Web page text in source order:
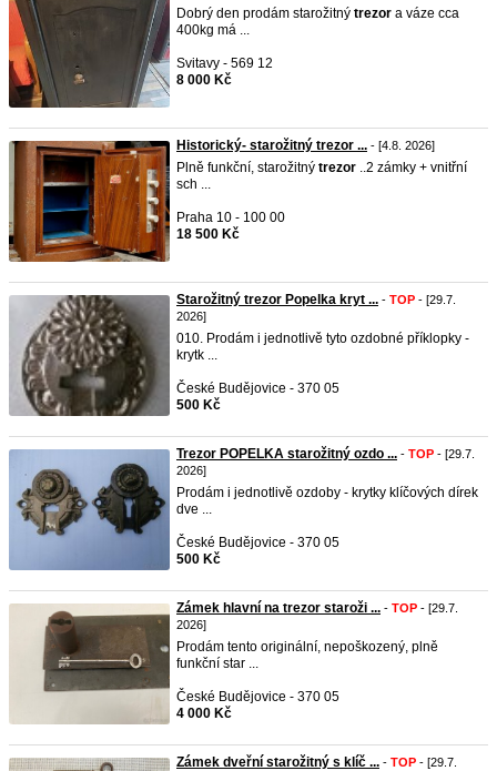
Dobrý den prodám starožitný trezor a váze cca
400kg má ...
Svitavy - 569 12
8 000 Kč
Historický- starožitný trezor ... - [4.8. 2026]
Plně funkční, starožitný trezor ..2 zámky + vnitřní
sch ...
Praha 10 - 100 00
18 500 Kč
Starožitný trezor Popelka kryt ... - TOP - [29.7.
2026]
010. Prodám i jednotlivě tyto ozdobné příklopky -
krytk ...
České Budějovice - 370 05
500 Kč
Trezor POPELKA starožitný ozdo ... - TOP - [29.7.
2026]
Prodám i jednotlivě ozdoby - krytky klíčových dírek
dve ...
České Budějovice - 370 05
500 Kč
Zámek hlavní na trezor staroži ... - TOP - [29.7.
2026]
Prodám tento originální, nepoškozený, plně
funkční star ...
České Budějovice - 370 05
4 000 Kč
Zámek dveřní starožitný s klíč ... - TOP - [29.7.